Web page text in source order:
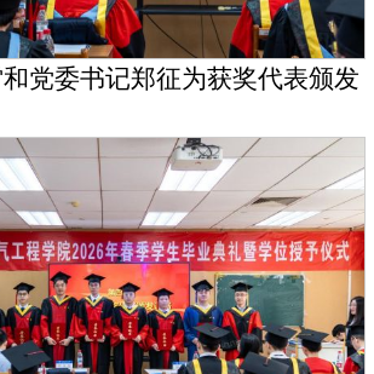
党委书记郑征为获奖代表颁发